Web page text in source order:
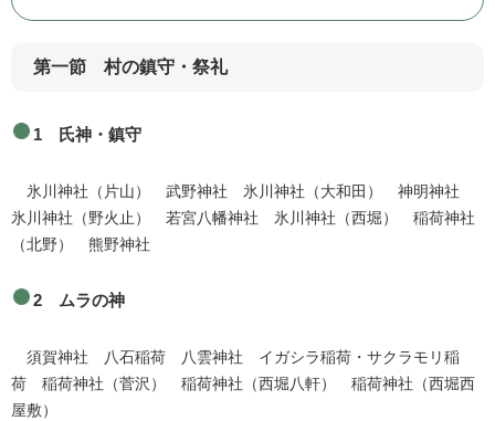
第一節 村の鎮守・祭礼
1 氏神・鎮守
氷川神社（片山） 武野神社 氷川神社（大和田） 神明神社
氷川神社（野火止） 若宮八幡神社 氷川神社（西堀） 稲荷神社
（北野） 熊野神社
2 ムラの神
須賀神社 八石稲荷 八雲神社 イガシラ稲荷・サクラモリ稲
荷 稲荷神社（菅沢） 稲荷神社（西堀八軒） 稲荷神社（西堀西
屋敷）